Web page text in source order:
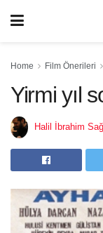
Home Film Önerileri
Yirmi yıl
Halil İbrahim